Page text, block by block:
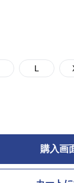
L
購入画